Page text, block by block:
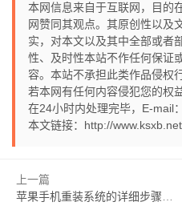
本网信息来自于互联网，目的
网赞同其观点。其原创性以及
实，对本文以及其中全部或者
性、及时性本站不作任何保证
容。本站不承担此类作品侵权
若本网有任何内容侵犯您的权
在24小时内处理完毕，E-mail
本文链接： http://
上一篇
苹果手机重装系统的详细步骤及注意事项苹果手机系统「苹果手机重装系统的详细步骤及注意事项」